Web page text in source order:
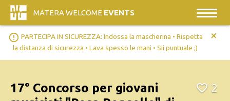
MATERA WELCOME EVENTS
error_outline PARTECIPA IN SICUREZZA: Indossa la mascherina • Rispetta
la distanza di sicurezza • Lava spesso le mani • Sii puntuale ;)
+
17° Concorso per giovani
2